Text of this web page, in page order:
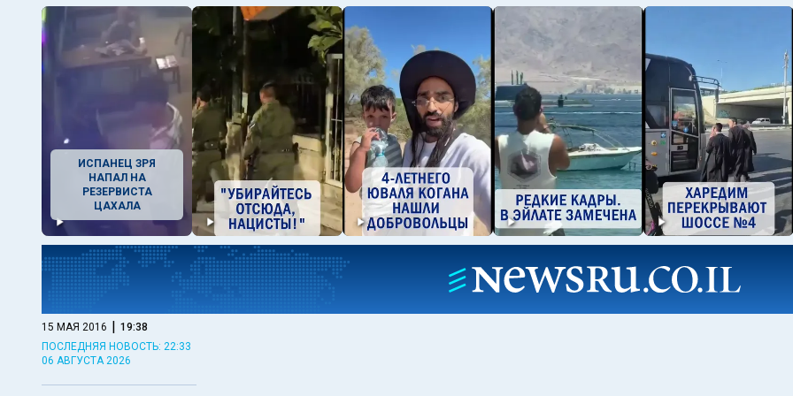
ИСПАНЕЦ ЗРЯ
НАПАЛ НА
РЕЗЕРВИСТА
ЦАХАЛА
15 МАЯ 2016 | 19:38
ПОСЛЕДНЯЯ НОВОСТЬ: 22:33
06 АВГУСТА 2026